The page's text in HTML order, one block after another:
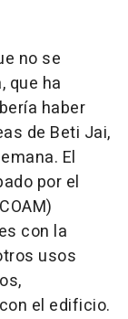
no se
que ha
haber
de Beti Jai,
El
por el
con la
usos
el edificio.